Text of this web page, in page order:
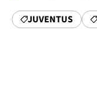
JUVENTUS